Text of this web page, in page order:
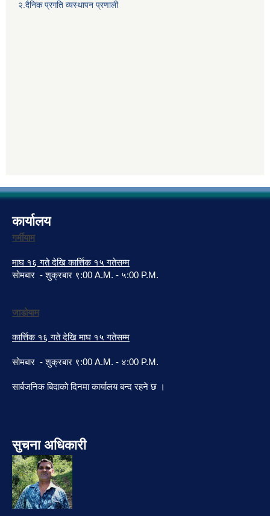
२.दैनिक प्रगति व्यस्थापन प्रणाली
कार्यालय
गर्मीयाम
माघ १६ गते देखि कार्त्तिक १५ गतेसम्म
सोमबार - शुक्रबार ९:00 A.M. - ५:00 P.M.
जाडोयाम
कार्त्तिक १६ गते देखि माघ १५ गतेसम्म
सोमबार - शुक्रबार ९:00 A.M. - ४:00 P.M.
सार्बजनिक बिदाको दिनमा कार्यालय बन्द रहने छ ।
सुचना अधिकारी